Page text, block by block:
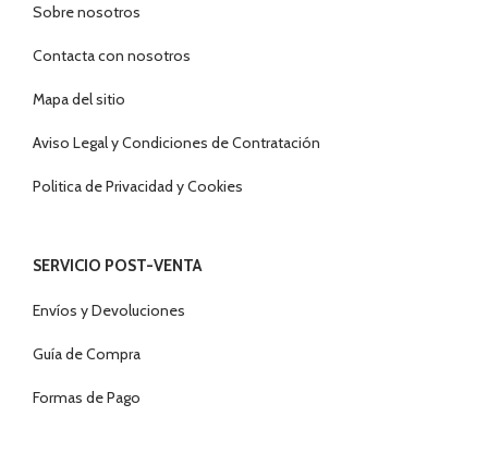
Sobre nosotros
Contacta con nosotros
Mapa del sitio
Aviso Legal y Condiciones de Contratación
Politica de Privacidad y Cookies
SERVICIO POST-VENTA
Envíos y Devoluciones
Guía de Compra
Formas de Pago